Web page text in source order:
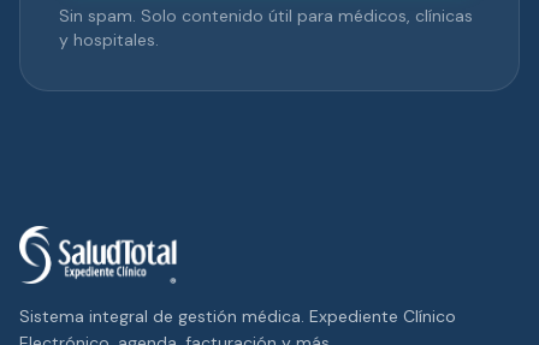
Sin spam. Solo contenido útil para médicos, clínicas
y hospitales.
Sistema integral de gestión médica. Expediente Clínico